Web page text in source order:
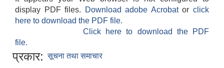
display PDF files.
Download adobe Acrobatorclick
here to download the PDF file.
Click here to download the PDF
file.
प्रकार: सूचना तथा समाचार